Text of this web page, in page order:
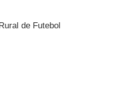
de Futebol